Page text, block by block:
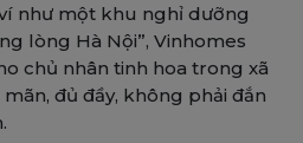
như một khu nghỉ dưỡng
lòng Hà Nội”, Vinhomes
chủ nhân tinh hoa trong xã
đủ đầy, không phải đắn